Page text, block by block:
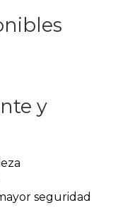
y
seguridad